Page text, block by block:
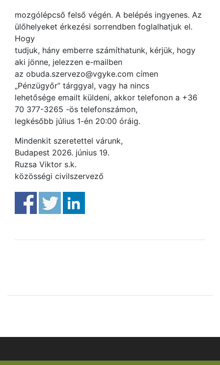
mozgólépcső felső végén. A belépés ingyenes. Az
ülőhelyeket érkezési sorrendben foglalhatjuk el.
Hogy
tudjuk, hány emberre számíthatunk, kérjük, hogy
aki jönne, jelezzen e-mailben
az obuda.szervezo@vgyke.com címen
„Pénzügyőr” tárggyal, vagy ha nincs
lehetősége emailt küldeni, akkor telefonon a +36
70 377-3265 -ös telefonszámon,
legkésőbb július 1-én 20:00 óráig.
Mindenkit szeretettel várunk,
Budapest 2026. június 19.
Ruzsa Viktor s.k.
közösségi civilszervező